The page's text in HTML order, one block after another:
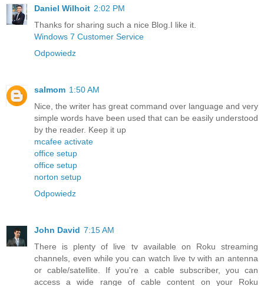
Daniel Wilhoit 2:02 PM
Thanks for sharing such a nice Blog.I like it.
Windows 7 Customer Service
Odpowiedz
salmom 1:50 AM
Nice, the writer has great command over language and very
simple words have been used that can be easily understood
by the reader. Keep it up
mcafee activate
office setup
office setup
norton setup
Odpowiedz
John David 7:15 AM
There is plenty of live tv available on Roku streaming
channels, even while you can watch live tv with an antenna
or cable/satellite. If you're a cable subscriber, you can
access a wide range of cable content on your Roku